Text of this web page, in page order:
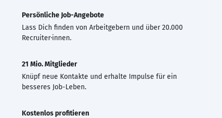
Persönliche Job-Angebote
Lass Dich finden von Arbeitgebern und über 20.000
Recruiter·innen.
21 Mio. Mitglieder
Knüpf neue Kontakte und erhalte Impulse für ein
besseres Job-Leben.
Kostenlos profitieren